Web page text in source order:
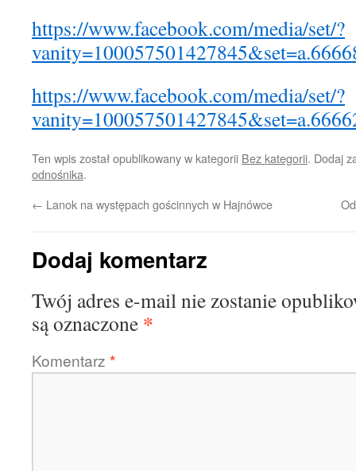
https://www.facebook.com/media/set/?
https://www.facebook.com/media/set/?
Ten wpis został opublikowany w kategorii Bez kategorii. Dodaj
odnośnika.
← Lanok na występach gościnnych w Hajnówce
Dodaj komentarz
Twój adres e-mail nie zostanie
są oznaczone *
Komentarz *